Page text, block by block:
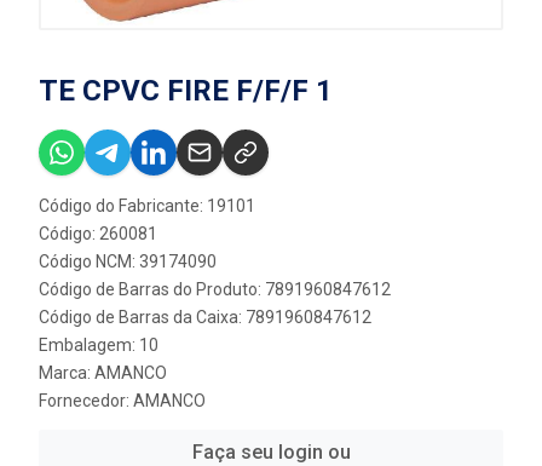
TE CPVC FIRE F/F/F 1
Código do Fabricante: 19101
Código: 260081
Código NCM: 39174090
Código de Barras do Produto: 7891960847612
Código de Barras da Caixa: 7891960847612
Embalagem: 10
Marca: AMANCO
Fornecedor: AMANCO
Faça seu login ou